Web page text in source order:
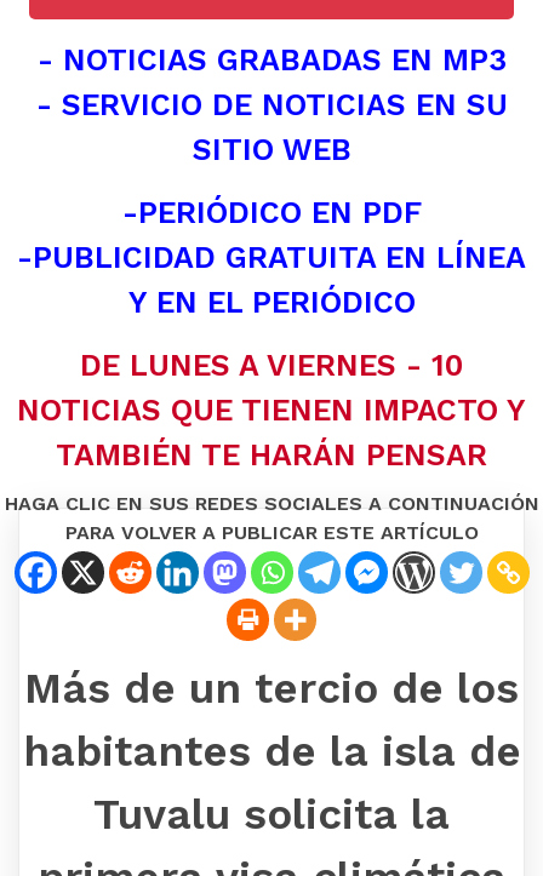
- NOTICIAS GRABADAS EN MP3
- SERVICIO DE NOTICIAS EN SU
SITIO WEB
-PERIÓDICO EN PDF
-PUBLICIDAD GRATUITA EN LÍNEA
Y EN EL PERIÓDICO
DE LUNES A VIERNES - 10
NOTICIAS QUE TIENEN IMPACTO Y
TAMBIÉN TE HARÁN PENSAR
HAGA CLIC EN SUS REDES SOCIALES A CONTINUACIÓN
PARA VOLVER A PUBLICAR ESTE ARTÍCULO
Más de un tercio de los
habitantes de la isla de
Tuvalu solicita la